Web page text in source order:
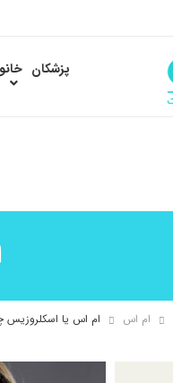
پزشکان
ام اس ام اس یا اسکلروزیس